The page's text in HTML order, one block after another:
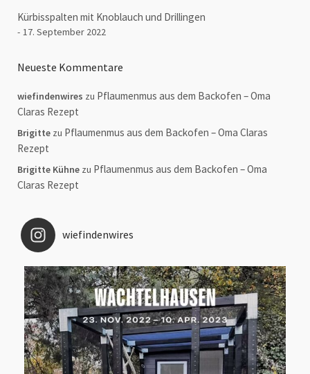
Kürbisspalten mit Knoblauch und Drillingen
17. September 2022
Neueste Kommentare
wiefindenwires zu Pflaumenmus aus dem Backofen – Oma
Claras Rezept
Brigitte zu Pflaumenmus aus dem Backofen – Oma Claras
Rezept
Brigitte Kühne zu Pflaumenmus aus dem Backofen – Oma
Claras Rezept
wiefindenwires